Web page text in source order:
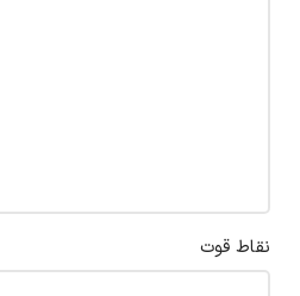
نقاط قوت